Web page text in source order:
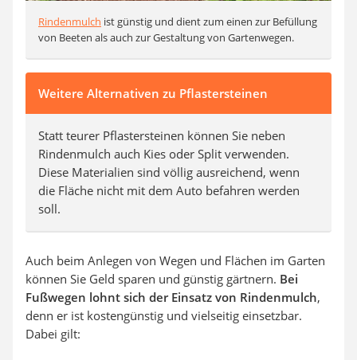
Rindenmulch ist günstig und dient zum einen zur Befüllung
von Beeten als auch zur Gestaltung von Gartenwegen.
Weitere Alternativen zu Pflastersteinen
Statt teurer Pflastersteinen können Sie neben
Rindenmulch auch Kies oder Split verwenden.
Diese Materialien sind völlig ausreichend, wenn
die Fläche nicht mit dem Auto befahren werden
soll.
Auch beim Anlegen von Wegen und Flächen im Garten
können Sie Geld sparen und günstig gärtnern. Bei
Fußwegen lohnt sich der Einsatz von Rindenmulch,
denn er ist kostengünstig und vielseitig einsetzbar.
Dabei gilt: